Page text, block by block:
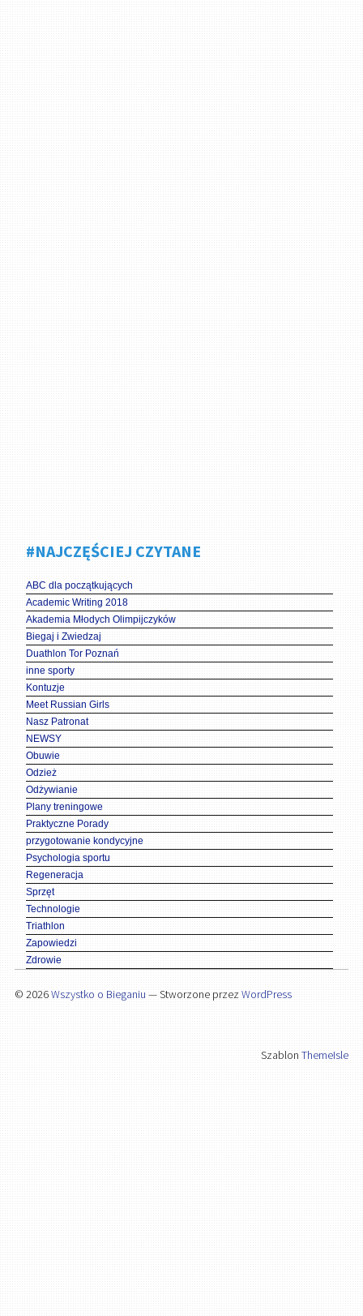
#NAJCZĘŚCIEJ CZYTANE
ABC dla początkujących
Academic Writing 2018
Akademia Młodych Olimpijczyków
Biegaj i Zwiedzaj
Duathlon Tor Poznań
inne sporty
Kontuzje
Meet Russian Girls
Nasz Patronat
NEWSY
Obuwie
Odzież
Odżywianie
Plany treningowe
Praktyczne Porady
przygotowanie kondycyjne
Psychologia sportu
Regeneracja
Sprzęt
Technologie
Triathlon
Zapowiedzi
Zdrowie
© 2026Wszystko o Bieganiu — Stworzone przez WordPress
SzablonThemeIsle